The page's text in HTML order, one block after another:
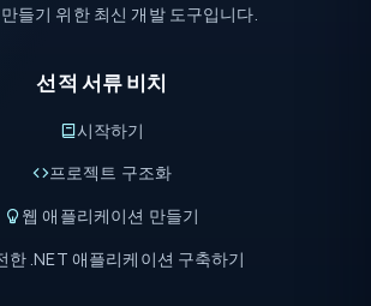
들기 위한 최신 개발 도구입니다.
선적 서류 비치
시작하기
프로젝트 구조화
웹 애플리케이션 만들기
한 .NET 애플리케이션 구축하기